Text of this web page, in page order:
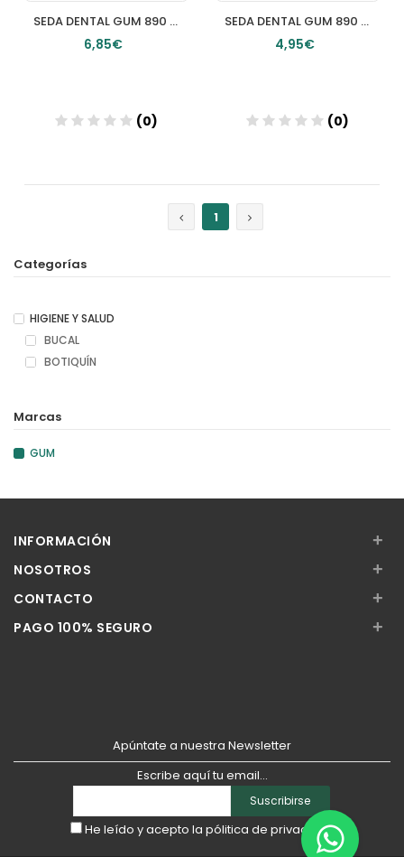
SEDA DENTAL GUM 890 EASY FLOSSERS APLICADOR
6,85€
(0)
SEDA DENTAL GUM 890 EASY FLOSSERS APLICADOR
4,95€
(0)
1
Categorías
HIGIENE Y SALUD
BUCAL
BOTIQUÍN
Marcas
GUM
INFORMACIÓN +
NOSOTROS +
CONTACTO +
PAGO 100% SEGURO +
Apúntate a nuestra Newsletter
Escribe aquí tu email...
Suscribirse
He leído y acepto la pólitica de privacidad